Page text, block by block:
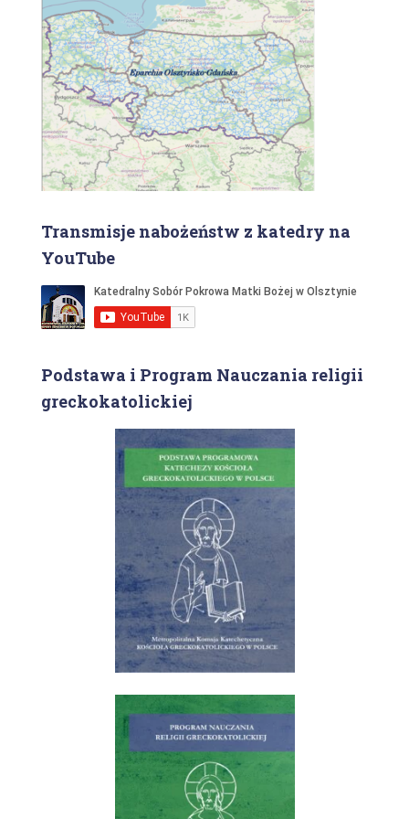
Transmisje nabożeństw z katedry na
YouTube
Podstawa i Program Nauczania religii
greckokatolickiej